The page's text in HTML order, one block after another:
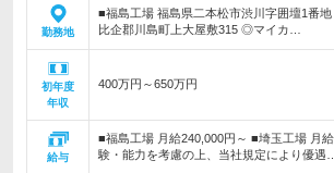
勤務地
■福島工場 福島県二本松市渋川字囲壇1番
比企郡川島町上大屋敷315 ◎マイカ…
初年度
年収
400万円～650万円
給与
■福島工場 月給240,000円～ ■埼玉工場 月
験・能力を考慮の上、当社規定により優遇…